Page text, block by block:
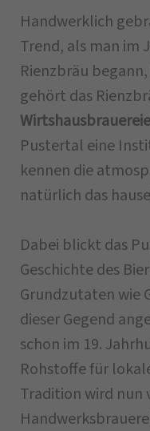
Handwerklich
Trend, als man im
Rienzbräu
gehört das
Pustertal eine
kennen die
natürlich das
Dabei blickt das
Geschichte des
Grundzutaten wie
dieser Gegend
schon im 19.
Rohstoffe für
Tradition wird nun